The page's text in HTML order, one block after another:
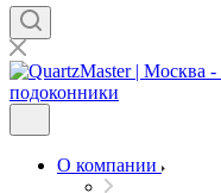
О компании